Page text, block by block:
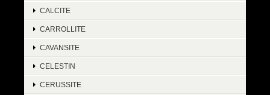
CALCITE
CARROLLITE
CAVANSITE
CELESTIN
CERUSSITE